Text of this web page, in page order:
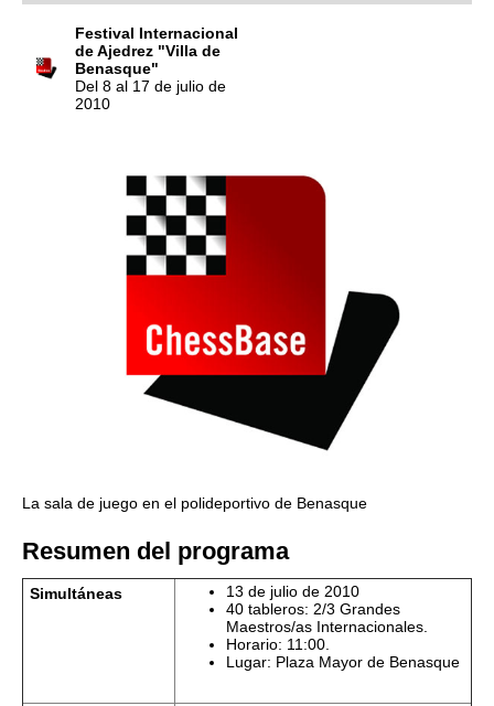
train more efficiently, intelligently and with a
more personalised approach than ever before.
Festival Internacional
de Ajedrez "Villa de
Benasque"
Del 8 al 17 de julio de
2010
La sala de juego en el polideportivo de Benasque
Resumen del programa
Simultáneas
13 de julio de 2010
40 tableros: 2/3 Grandes
Maestros/as Internacionales.
Horario: 11:00.
Lugar: Plaza Mayor de Benasque